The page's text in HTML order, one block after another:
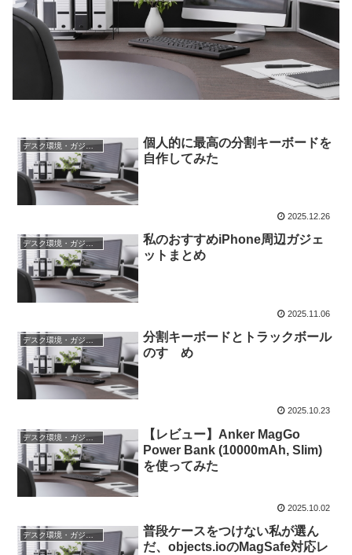
デスク環境・ガジェット
個人的に最高の分割キーボードを
自作してみた
2025.12.26
デスク環境・ガジェット
私のおすすめiPhone周辺ガジェ
ットまとめ
2025.11.06
デスク環境・ガジェット
分割キーボードとトラックボール
のすゝめ
2025.10.23
デスク環境・ガジェット
【レビュー】Anker MagGo
Power Bank (10000mAh, Slim)
を使ってみた
2025.10.02
デスク環境・ガジェット
普段ケースをつけない私が選ん
だ、objects.ioのMagSafe対応レ